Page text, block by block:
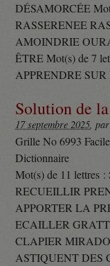
DÉSAMORCÉE
RASSERENEE
AMOINDRIE
ÊTRE Mot(s) de 7
APPRENDRE
Solution de
17 septembre 2025,
Grille No 6993 Facile
Dictionnaire
Mot(s) de 11 lettres
RECUEILLIR
APPORTER LA
ECAILLER
CLAPIER
ASTIQUENT DES